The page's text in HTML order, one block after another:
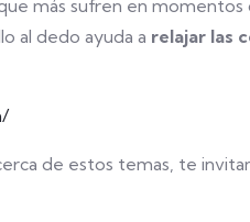
más sufren en
al dedo ayuda a relajar las
de estos temas, te